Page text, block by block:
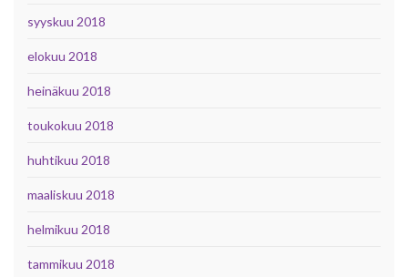
syyskuu 2018
elokuu 2018
heinäkuu 2018
toukokuu 2018
huhtikuu 2018
maaliskuu 2018
helmikuu 2018
tammikuu 2018